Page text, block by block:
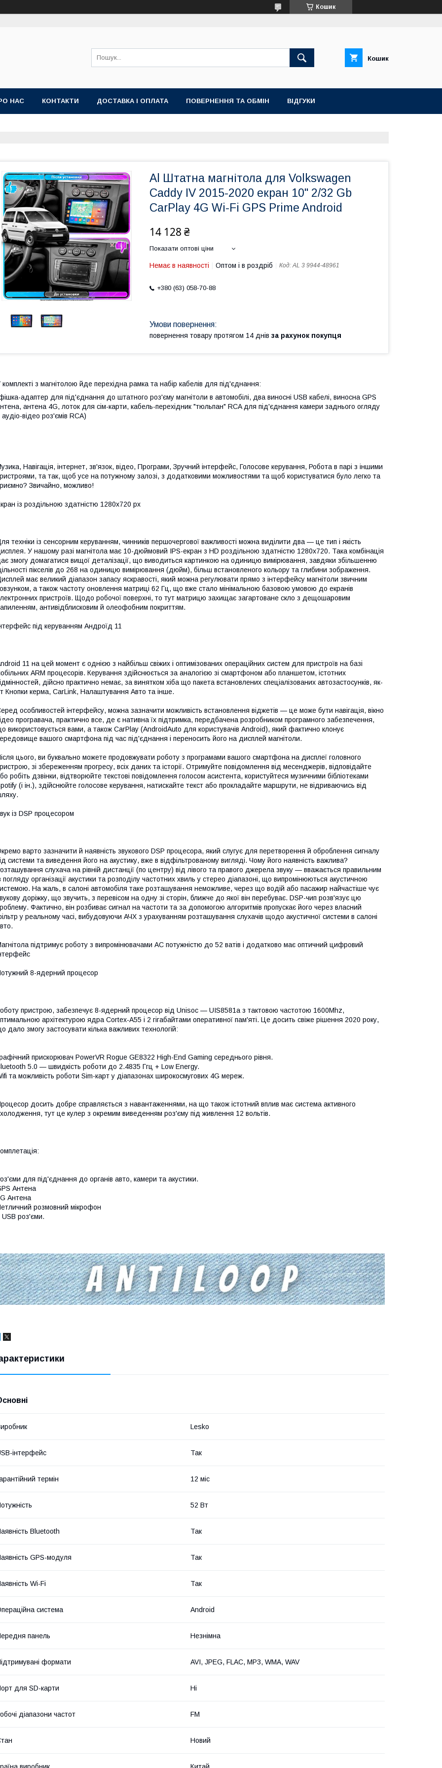
Кошик
Кошик
НАС КОНТАКТИ ДОСТАВКА І ОПЛАТА ПОВЕРНЕННЯ ТА ОБМІН ВІДГУКИ
Al Штатна магнітола для Volkswagen
Caddy IV 2015-2020 екран 10" 2/32 Gb
CarPlay 4G Wi-Fi GPS Prime Android
14 128 ₴
Показати оптові ціни
Немає в наявності Оптом і в роздріб Код:AL 3 9944-48961
+380 (63) 058-70-88
повернення товару протягом 14 днів за рахунок покупця
комплекті з магнітолою йде перехідна рамка та набір кабелів для під'єднання:
адаптер для під'єднання до штатного роз'єму магнітоли в автомобілі, два виносні USB кабелі, виносна GPS
антена 4G, лоток для сім-карти, кабель-перехідник "тюльпан" RCA для під'єднання камери заднього огляду
аудіо-відео роз'ємів RCA)
Навігація, інтернет, зв'язок, відео, Програми, Зручний інтерфейс, Голосове керування, Робота в парі з іншими
та так, щоб усе на потужному залозі, з додатковими можливостями та щоб користуватися було легко та
Звичайно, можливо!
із роздільною здатністю 1280х720 рх
техніки із сенсорним керуванням, чинників першочергової важливості можна виділити два — це тип і якість
У нашому разі магнітола має 10-дюймовий IPS-екран з HD роздільною здатністю 1280х720. Така комбінація
змогу домагатися вищої деталізації, що виводиться картинкою на одиницю вимірювання, завдяки збільшенню
пікселів до 268 на одиницю вимірювання (дюйм), більш встановленого кольору та глибини зображення.
має великий діапазон запасу яскравості, який можна регулювати прямо з інтерфейсу магнітоли звичним
а також частоту оновлення матриці 62 Гц, що вже стало мінімальною базовою умовою до екранів
пристроїв. Щодо робочої поверхні, то тут матрицю захищає загартоване скло з дещошаровим
антивідблисковим й олеофобним покриттям.
під керуванням Андроїд 11
11 на цей момент є однією з найбільш свіжих і оптимізованих операційних систем для пристроїв на базі
ARM процесорів. Керування здійснюється за аналогією зі смартфоном або планшетом, істотних
дійсно практично немає, за винятком хіба що пакета встановлених спеціалізованих автозастосунків, як-
Кнопки керма, CarLink, Налаштування Авто та інше.
особливостей інтерфейсу, можна зазначити можливість встановлення віджетів — це може бути навігація, вікно
програвача, практично все, де є нативна їх підтримка, передбачена розробником програмного забезпечення,
використовується вами, а також CarPlay (AndroidAuto для користувачів Android), який фактично клонує
вашого смартфона під час під'єднання і переносить його на дисплей магнітоли.
цього, ви буквально можете продовжувати роботу з програмами вашого смартфона на дисплеї головного
зі збереженням прогресу, всіх даних та історії. Отримуйте повідомлення від месенджерів, відповідайте
робіть дзвінки, відтворюйте текстові повідомлення голосом асистента, користуйтеся музичними бібліотеками
(і ін.), здійснюйте голосове керування, натискайте текст або прокладайте маршрути, не відриваючись від
із DSP процесором
варто зазначити й наявність звукового DSP процесора, який слугує для перетворення й оброблення сигналу
системи та виведення його на акустику, вже в відфільтрованому вигляді. Чому його наявність важлива?
слухача на рівній дистанції (по центру) від лівого та правого джерела звуку — вважається правильним
погляду організації акустики та розподілу частотних хвиль у стерео діапазоні, що випромінюються акустичною
На жаль, в салоні автомобіля таке розташування неможливе, через що водій або пасажир найчастіше чує
доріжку, що звучить, з перевісом на одну зі сторін, ближче до якої він перебуває. DSP-чип розв'язує цю
Фактично, він розбиває сигнал на частоти та за допомогою алгоритмів пропускає його через власний
у реальному часі, вибудовуючи АЧХ з урахуванням розташування слухачів щодо акустичної системи в салоні
підтримує роботу з випромінювачами АС потужністю до 52 ватів і додатково має оптичний цифровий
8-ядерний процесор
пристрою, забезпечує 8-ядерний процесор від Unisoc — UIS8581a з тактовою частотою 1600Mhz,
архітектурою ядра Cortex-A55 і 2 гігабайтами оперативної пам'яті. Це досить свіже рішення 2020 року,
дало змогу застосувати кілька важливих технологій:
прискорювач PowerVR Rogue GE8322 High-End Gaming середнього рівня.
5.0 — швидкість роботи до 2.4835 Ггц + Low Energy.
та можливість роботи Sim-карт у діапазонах широкосмугових 4G мереж.
досить добре справляється з навантаженнями, на що також істотний вплив має система активного
тут це кулер з окремим виведенням роз'єму під живлення 12 вольтів.
для під'єднання до органів авто, камери та акустики.
Антена
Антена
розмовний мікрофон
USB роз'єми.
Lesko
інтерфейс Так
термін 12 міс
52 Вт
Bluetooth Так
GPS-модуля Так
Wi-Fi Так
система Android
панель Незнімна
формати AVI, JPEG, FLAC, MP3, WMA, WAV
для SD-карти Ні
діапазони частот FM
Новий
виробник Китай